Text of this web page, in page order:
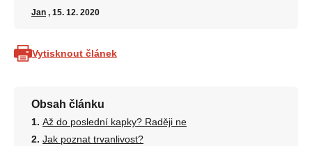
Jan , 15. 12. 2020
Vytisknout článek
Obsah článku
Až do poslední kapky? Raději ne
Jak poznat trvanlivost?